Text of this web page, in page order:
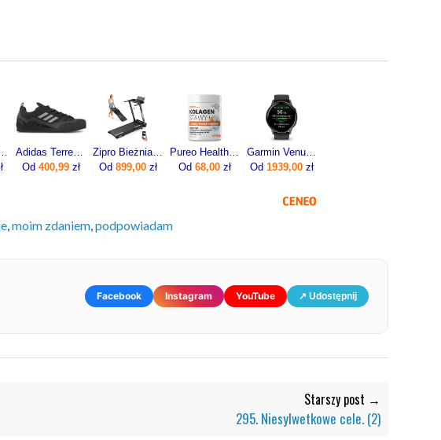
żeliwny 16kg
Adidas Terrex Swift Solo 2 IE6901 czarne
Od 400,99zł
Zipro Bieżnia Elektryczna Domowa Składana Pod Łóżko 1-12Km/H Forma Lite
Od 899,00zł
Pureo Health Kolagen Stawy + Stawy Kości Mięśnie Smak Neutralny 30 Porcji
Od 68,00 zł
Garmin Venu 4 45mm Slate z paskiem silikonowym w kolorze Black
Od 1939,00 zł
,moim zdaniem,podpowiadam
Facebook Instagram YouTube ↗ Udostępnij
Starszy post →
295. Niesylwetkowe cele. (2)